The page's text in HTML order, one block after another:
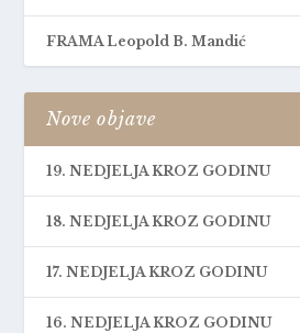
FRAMA Leopold B. Mandić
Nove objave
19. NEDJELJA KROZ GODINU
18. NEDJELJA KROZ GODINU
17. NEDJELJA KROZ GODINU
16. NEDJELJA KROZ GODINU